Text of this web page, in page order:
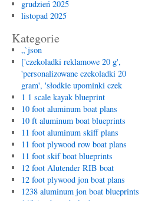
grudzień 2025
listopad 2025
Kategorie
„`json
['czekoladki reklamowe 20 g',
'personalizowane czekoladki 20
gram', 'słodkie upominki czek
1 1 scale kayak blueprint
10 foot aluminum boat plans
10 ft aluminum boat blueprints
11 foot aluminum skiff plans
11 foot plywood row boat plans
11 foot skif boat blueprints
12 foot Alutender RIB boat
12 foot plywood jon boat plans
1238 aluminum jon boat blueprints